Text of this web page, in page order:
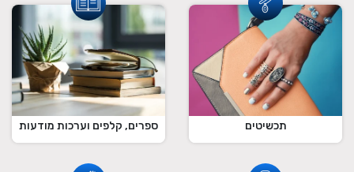
תכשיטים ספרים, קלפים וערכות מודעות